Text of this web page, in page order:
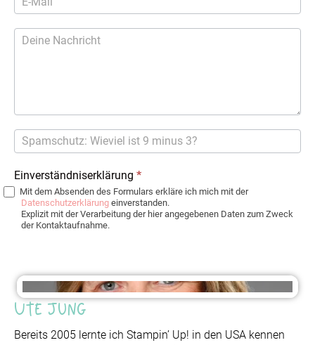
Einverständniserklärung *
Mit dem Absenden des Formulars erkläre ich mich mit der
Datenschutzerklärung einverstanden.
Explizit mit der Verarbeitung der hier angegebenen Daten zum Zweck
der Kontaktaufnahme.
Ute Jung
Bereits 2005 lernte ich Stampin’ Up! in den USA kennen